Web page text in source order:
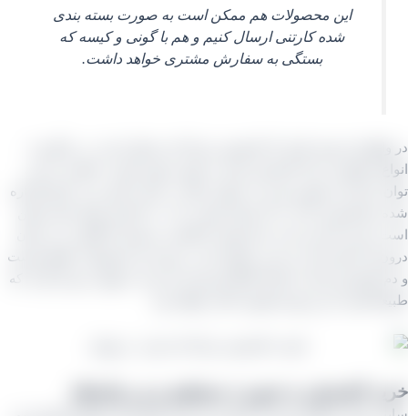
این محصولات هم ممکن است به صورت بسته بندی
شده کارتنی ارسال کنیم و هم با گونی و کیسه که
بستگی به سفارش مشتری خواهد داشت.
باید توجه بکنید که کشمش سرکه‌ ای ممکن است در برگیرنده
مختلفی از یک کشمش باشد به همین جهت قیمت دقیقی را نمی‌
برای آن متصور بود و به عنوان مثال در حال حاضر و در تاریخ اشاره
که این بنا به عدم وجود ناخالصی یا وجود ناخالصی می‌ توان
آن اشاره کرد یا حتی ممکن است درون این محصولات فقط پوست
کشمش باشد یا اینکه کاملاً تمیزشده و مرتب تحویل خریدار گردد که
قیمت این نوع محصول بالاتر خواهد بود.
کشمش به صورت مستقیم و بی واسطه